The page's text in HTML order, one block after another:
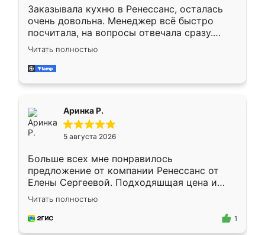
Заказывала кухню в Ренессанс, осталась
очень довольна. Менеджер всё быстро
посчитала, на вопросы отвечала сразу.
Замерщик приехал в субботу, подошёл к
делу со всей ответственностью. Собрали
за день, ребята работали аккуратно, даже
Читать полностью
Аринка Р.
5 августа 2026
Больше всех мне понравилось
предложение от компании Ренессанс от
Елены Сергеевой. Подходяшщая цена и
короткие сроки изготовления. Приехавший
для замера сотрудник Владислав
предложил по моему эскизу самый
Читать полностью
1